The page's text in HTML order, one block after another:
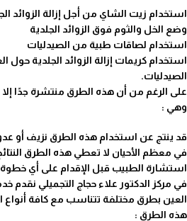
استخدام زيت الشاي من أجل إزالة الزوائد
وضع الخل والثوم فوق الزوائد الجلدية
استخدام لصاقات طبية من الصيدليات
استخدام كريمات إزالة الزوائد الجلدية
الصيدليات.
على الرغم من أن هذه الطرق منتشرة جدًا
وهي :
قد ينتج عن استخدام هذه الطرق نزيف أو
في معظم الأحيان لا تعطي هذه الطرق
استشارة الطبيب قبل الإقدام على أي
في مركز الدكتور علاء حجاج التجميلي نقدم
العين بطرق مختلفة تتناسب مع كافة
هذه الطرق :